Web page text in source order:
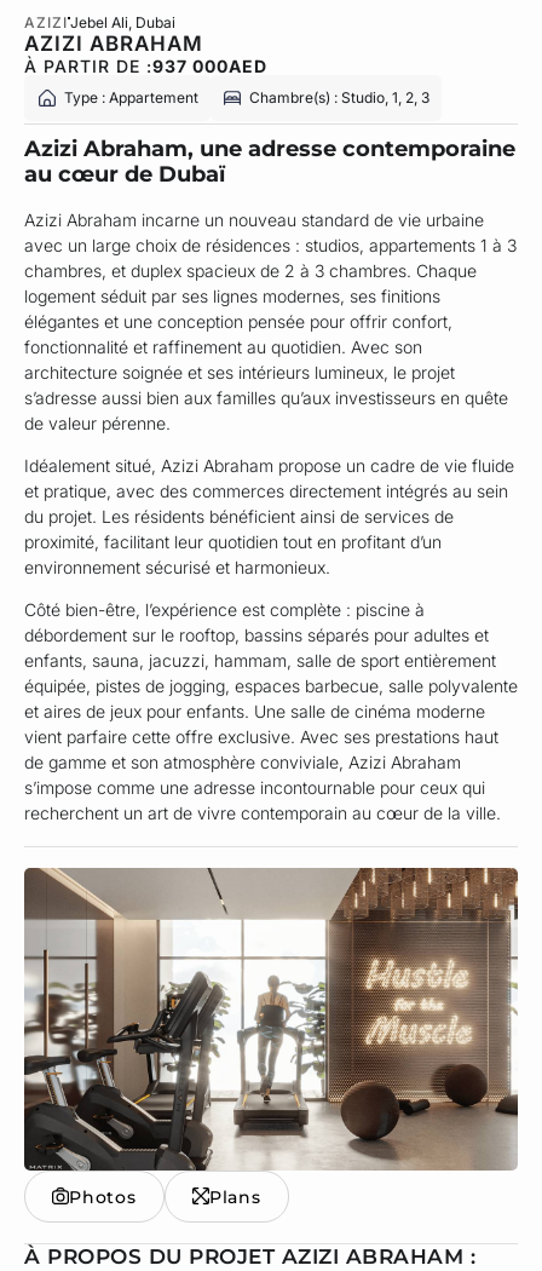
AZIZI Jebel Ali , Dubai
AZIZI ABRAHAM
À PARTIR DE :937 000AED
Type : Appartement Chambre(s) : Studio, 1, 2, 3
Azizi Abraham, une adresse contemporaine
au cœur de Dubaï
Azizi Abraham incarne un nouveau standard de vie urbaine
avec un large choix de résidences : studios, appartements 1 à 3
chambres, et duplex spacieux de 2 à 3 chambres. Chaque
logement séduit par ses lignes modernes, ses finitions
élégantes et une conception pensée pour offrir confort,
fonctionnalité et raffinement au quotidien. Avec son
architecture soignée et ses intérieurs lumineux, le projet
s’adresse aussi bien aux familles qu’aux investisseurs en quête
de valeur pérenne.
Idéalement situé, Azizi Abraham propose un cadre de vie fluide
et pratique, avec des commerces directement intégrés au sein
du projet. Les résidents bénéficient ainsi de services de
proximité, facilitant leur quotidien tout en profitant d’un
environnement sécurisé et harmonieux.
Côté bien-être, l’expérience est complète : piscine à
débordement sur le rooftop, bassins séparés pour adultes et
enfants, sauna, jacuzzi, hammam, salle de sport entièrement
équipée, pistes de jogging, espaces barbecue, salle polyvalente
et aires de jeux pour enfants. Une salle de cinéma moderne
vient parfaire cette offre exclusive. Avec ses prestations haut
de gamme et son atmosphère conviviale, Azizi Abraham
s’impose comme une adresse incontournable pour ceux qui
recherchent un art de vivre contemporain au cœur de la ville.
Photos Plans
À PROPOS DU PROJET AZIZI ABRAHAM :